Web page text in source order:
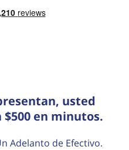
usted
en minutos.
Adelanto de Efectivo.